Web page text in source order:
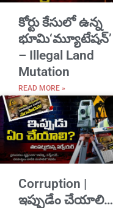
​కోర్టు కేసులో ఉన్న
భూమి‘మ్యూటేషన్’
– Illegal Land
Mutation
READ MORE »
Corruption |
ఇప్పుడేం చేయాలి…